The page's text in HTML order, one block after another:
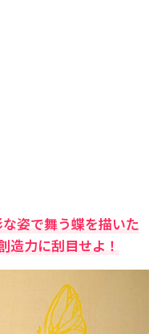
姿で舞う蝶を描いた
造力に刮目せよ！